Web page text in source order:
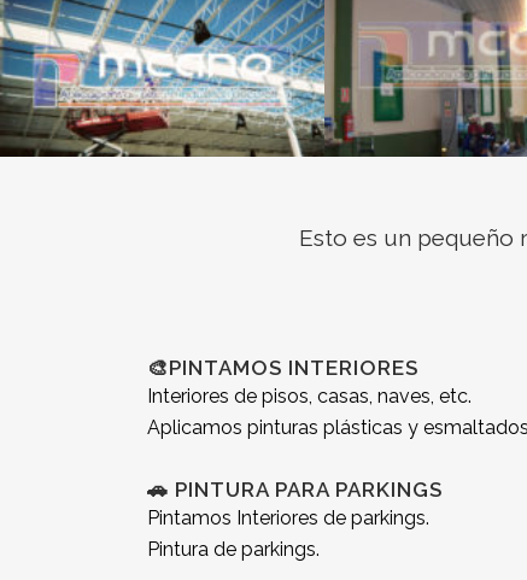
Esto es un pequeño
🎨PINTAMOS INTERIORES
Interiores de pisos, casas, naves, etc.
Aplicamos pinturas plásticas y
🚗 PINTURA PARA PARKINGS
Pintamos Interiores de parkings.
Pintura de parkings.